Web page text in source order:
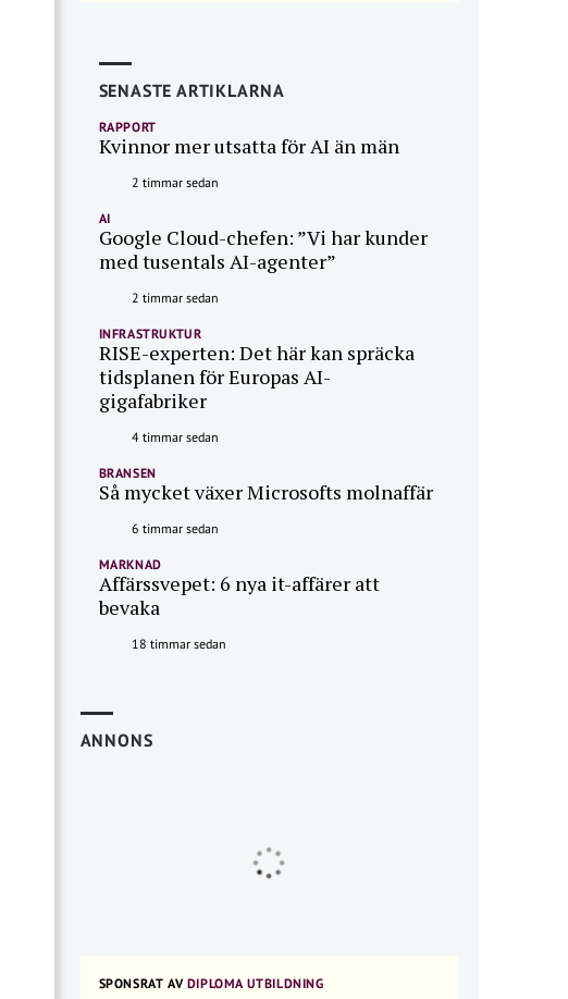
SENASTE ARTIKLARNA
RAPPORT
Kvinnor mer utsatta för AI än män
2 timmar sedan
AI
Google Cloud-chefen: ”Vi har kunder
med tusentals AI-agenter”
2 timmar sedan
INFRASTRUKTUR
RISE-experten: Det här kan spräcka
tidsplanen för Europas AI-
gigafabriker
4 timmar sedan
BRANSEN
Så mycket växer Microsofts molnaffär
6 timmar sedan
MARKNAD
Affärssvepet: 6 nya it-affärer att
bevaka
18 timmar sedan
ANNONS
SPONSRAT AVDIPLOMA UTBILDNING